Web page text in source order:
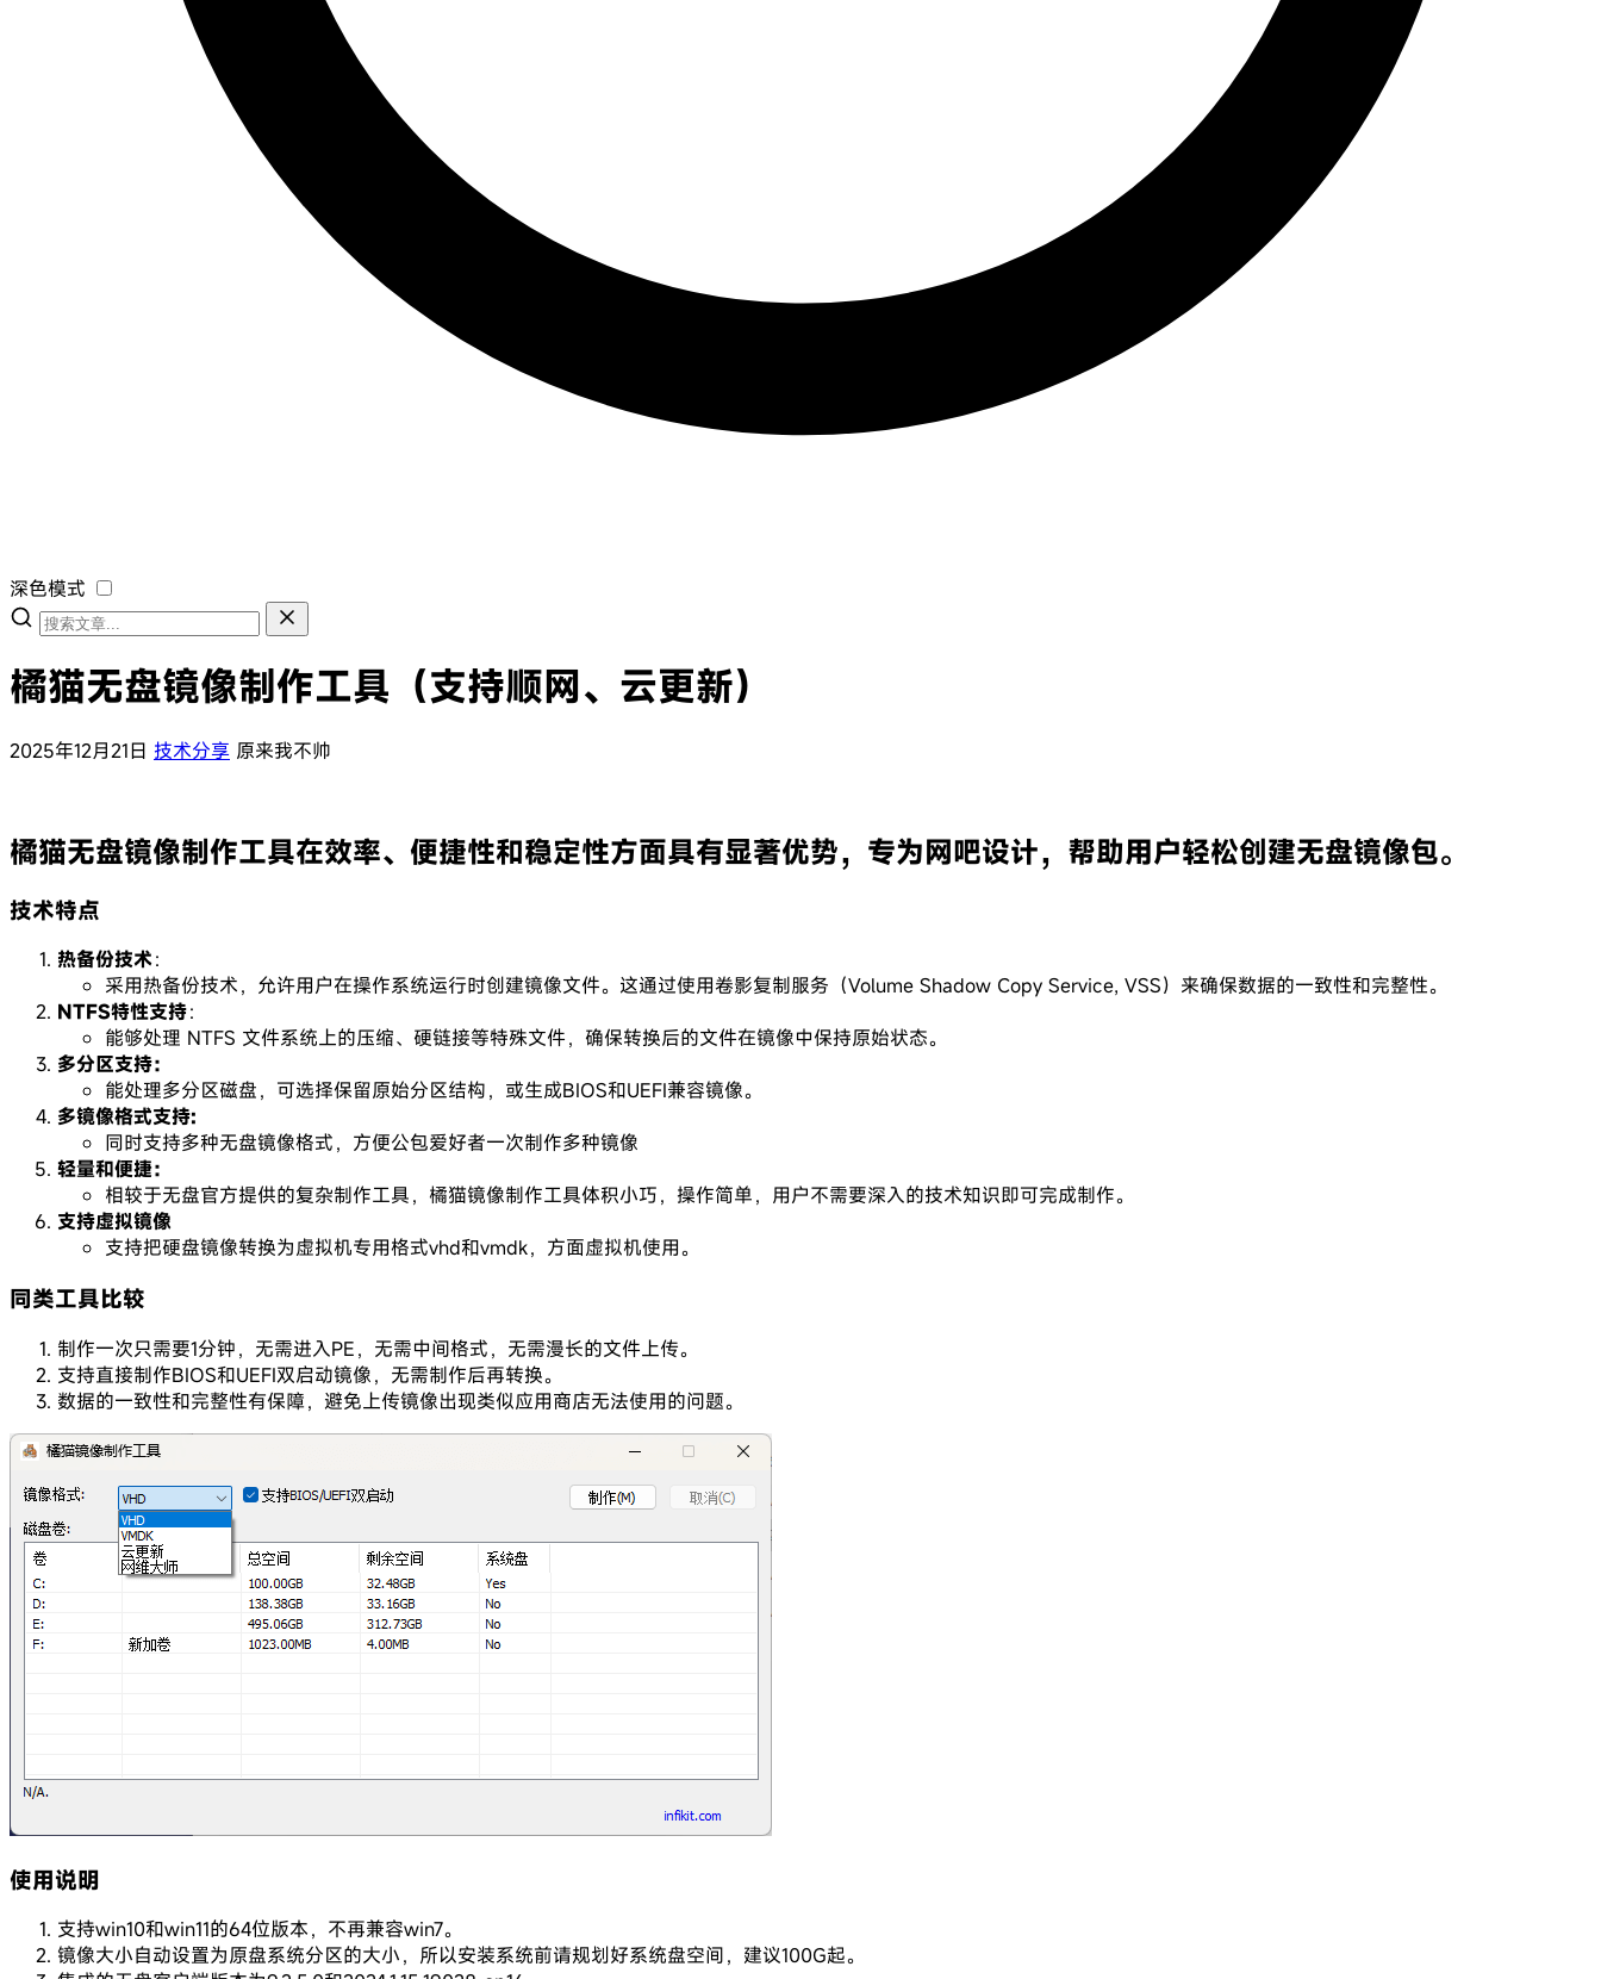
深色模式
橘猫无盘镜像制作工具（支持顺网、云更新）
2025年12月21日 技术分享 原来我不帅
橘猫无盘镜像制作工具在效率、便捷性和稳定性方面具有显著优势，专为网吧设计，帮助用户轻松创建无盘镜像包。
技术特点
热备份技术：
采用热备份技术，允许用户在操作系统运行时创建镜像文件。这通过使用卷影复制服务（Volume Shadow Copy Service, VSS）来确保数据的一致性和完整性。
NTFS特性支持：
能够处理 NTFS 文件系统上的压缩、硬链接等特殊文件，确保转换后的文件在镜像中保持原始状态。
多分区支持：
能处理多分区磁盘，可选择保留原始分区结构，或生成BIOS和UEFI兼容镜像。
多镜像格式支持:
同时支持多种无盘镜像格式，方便公包爱好者一次制作多种镜像
轻量和便捷：
相较于无盘官方提供的复杂制作工具，橘猫镜像制作工具体积小巧，操作简单，用户不需要深入的技术知识即可完成制作。
支持虚拟镜像
支持把硬盘镜像转换为虚拟机专用格式vhd和vmdk，方面虚拟机使用。
同类工具比较
制作一次只需要1分钟，无需进入PE，无需中间格式，无需漫长的文件上传。
支持直接制作BIOS和UEFI双启动镜像，无需制作后再转换。
数据的一致性和完整性有保障，避免上传镜像出现类似应用商店无法使用的问题。
使用说明
支持win10和win11的64位版本，不再兼容win7。
镜像大小自动设置为原盘系统分区的大小，所以安装系统前请规划好系统盘空间，建议100G起。